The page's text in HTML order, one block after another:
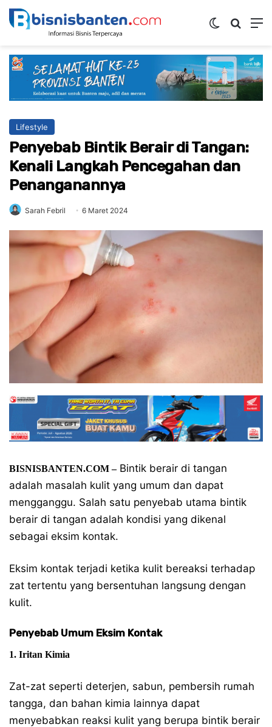
Switch skin
Lifestyle
Penyebab Bintik Berair di Tangan:
Kenali Langkah Pencegahan dan
Penanganannya
Sarah Febril 6 Maret 2024
BISNISBANTEN.COM –Bintik berair di tangan
adalah masalah kulit yang umum dan dapat
mengganggu. Salah satu penyebab utama bintik
berair di tangan adalah kondisi yang dikenal
sebagai eksim kontak.
Eksim kontak terjadi ketika kulit bereaksi terhadap
zat tertentu yang bersentuhan langsung dengan
kulit.
Penyebab Umum Eksim Kontak
1. Iritan Kimia
Zat-zat seperti deterjen, sabun, pembersih rumah
tangga, dan bahan kimia lainnya dapat
menyebabkan reaksi kulit yang berupa bintik berair